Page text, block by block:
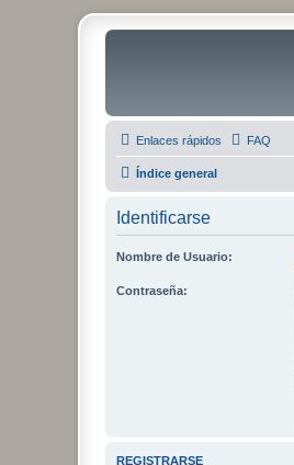
Enlaces rápidos FAQ
Índice general
Identificarse
Nombre de Usuario:
Contraseña:
REGISTRARSE